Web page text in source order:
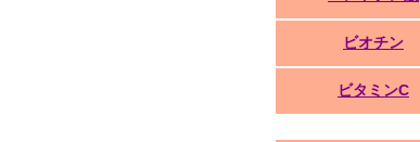
ビオチン
ビタミンC